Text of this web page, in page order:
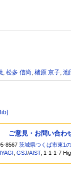
,松多 信尚,楮原 京子,池
ご意見・お問い合
8567茨城県つくば市東1
,GSJ/AIST, 1-1-1-7